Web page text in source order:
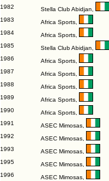
1982
Stella Club Abidjan
1983
Africa Sports
1984
Africa Sports
1985
Stella Club Abidjan
1986
Africa Sports
1987
Africa Sports
1988
Africa Sports
1989
Africa Sports
1990
Africa Sports
1991
ASEC Mimosas
1992
ASEC Mimosas
1993
ASEC Mimosas
1995
ASEC Mimosas
1996
ASEC Mimosas